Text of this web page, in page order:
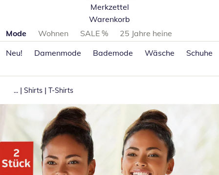
Merkzettel
Warenkorb
Produktkategorien überspringen
Mode Wohnen SALE %
25 Jahre heine
Neu!
Damenmode Bademode Wäsche Schuhe
... | Shirts | T-Shirts